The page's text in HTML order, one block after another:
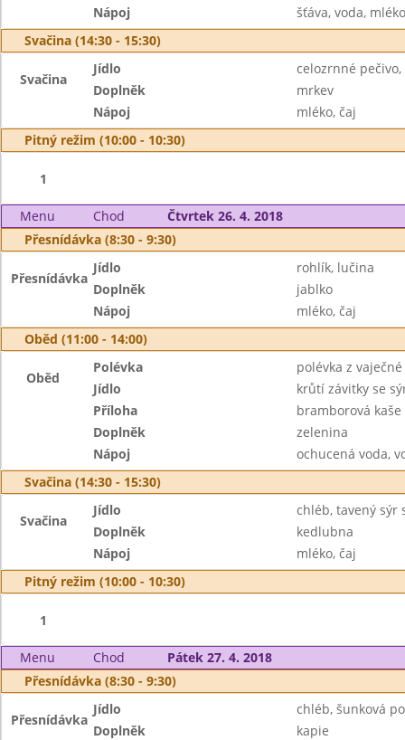
Nápoj
šťáva, voda, mléko
Svačina (14:30 - 15:30)
Svačina
Jídlo
celozrnné pečivo,
Doplněk
mrkev
Nápoj
mléko, čaj
Pitný režim (10:00 - 10:30)
1
Menu Chod
Čtvrtek 26. 4. 2018
Přesnídávka (8:30 - 9:30)
Přesnídávka
Jídlo
rohlík, lučina
Doplněk
jablko
Nápoj
mléko, čaj
Oběd (11:00 - 14:00)
Oběd
Polévka
polévka z
Jídlo
krůtí závitky se
Příloha
bramborová kaše
Doplněk
zelenina
Nápoj
ochucená voda,
Svačina (14:30 - 15:30)
Svačina
Jídlo
chléb, tavený sýr
Doplněk
kedlubna
Nápoj
mléko, čaj
Pitný režim (10:00 - 10:30)
1
Menu Chod
Pátek 27. 4. 2018
Přesnídávka (8:30 - 9:30)
Přesnídávka
Jídlo
chléb, šunková
Doplněk
kapie